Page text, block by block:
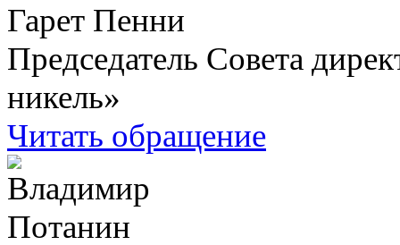
Гарет Пенни
Председатель Совета
никель»
Читать обращение